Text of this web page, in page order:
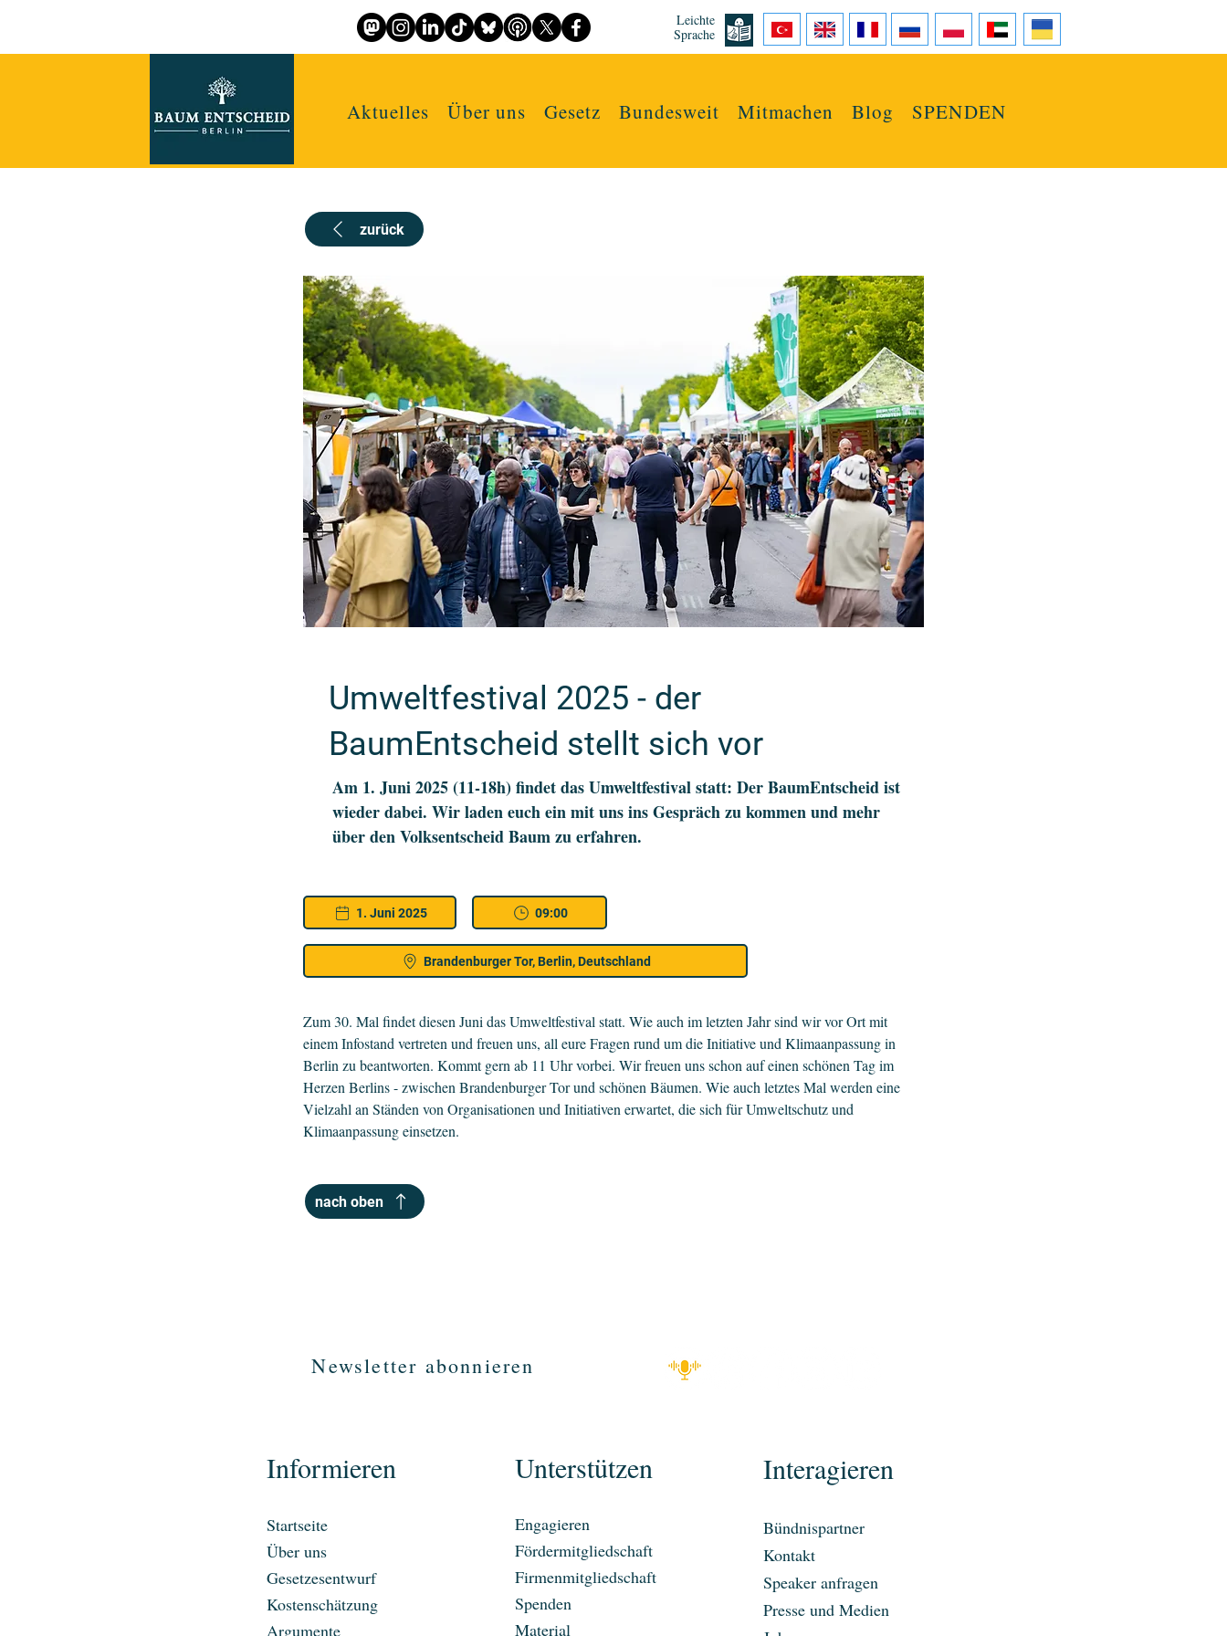
Leichte
Sprache
Aktuelles Über uns Gesetz Bundesweit Mitmachen Blog SPENDEN
zurück
Umweltfestival 2025 - der
BaumEntscheid stellt sich vor
Am 1. Juni 2025 (11-18h) findet das Umweltfestival statt: Der BaumEntscheid ist
wieder dabei. Wir laden euch ein mit uns ins Gespräch zu kommen und mehr
über den Volksentscheid Baum zu erfahren.
1. Juni 2025 09:00
Brandenburger Tor, Berlin, Deutschland
Zum 30. Mal findet diesen Juni das Umweltfestival statt. Wie auch im letzten Jahr sind wir vor Ort mit
einem Infostand vertreten und freuen uns, all eure Fragen rund um die Initiative und Klimaanpassung in
Berlin zu beantworten. Kommt gern ab 11 Uhr vorbei. Wir freuen uns schon auf einen schönen Tag im
Herzen Berlins - zwischen Brandenburger Tor und schönen Bäumen. Wie auch letztes Mal werden eine
Vielzahl an Ständen von Organisationen und Initiativen erwartet, die sich für Umweltschutz und
Klimaanpassung einsetzen.
nach oben
Newsletter abonnieren
Informieren
Startseite
Über uns
Gesetzesentwurf
Kostenschätzung
Argumente
Unterstützen
Engagieren
Fördermitgliedschaft
Firmenmitgliedschaft
Spenden
Material
Interagieren
Bündnispartner
Kontakt
Speaker anfragen
Presse und Medien